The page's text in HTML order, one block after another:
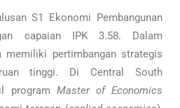
S1 Ekonomi Pembangunan
capaian IPK 3.58. Dalam
memiliki pertimbangan strategis
tinggi. Di Central South
program Master of Economics